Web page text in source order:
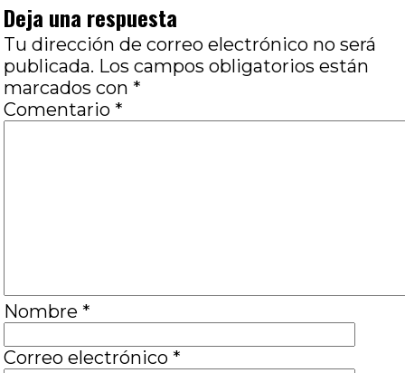
Deja una respuesta
Tu dirección de correo electrónico no será
publicada. Los campos obligatorios están
marcados con *
Comentario *
Nombre *
Correo electrónico *